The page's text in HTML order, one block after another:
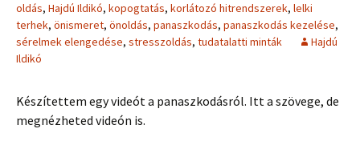
oldás, Hajdú Ildikó, kopogtatás, korlátozó hitrendszerek, lelki
terhek, önismeret, önoldás, panaszkodás, panaszkodás kezelése,
sérelmek elengedése, stresszoldás, tudatalatti minták
Hajdú
Ildikó
Készítettem egy videót a panaszkodásról. Itt a szövege, de
megnézheted videón is.